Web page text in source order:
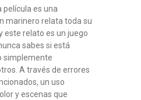
película es una
marinero relata toda su
este relato es un juego
sabes si está
simplemente
A través de errores
un uso
y escenas que